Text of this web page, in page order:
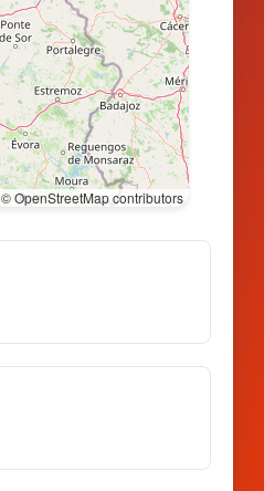
© OpenStreetMap contributors